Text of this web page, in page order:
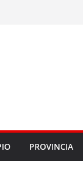
PROVINCIA